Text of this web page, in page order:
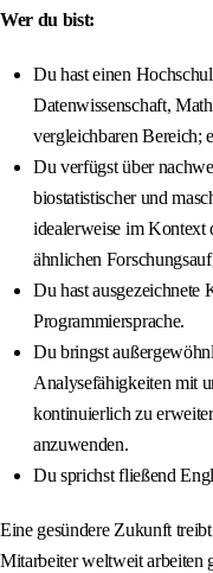
Wer du bist:
Du hast einen
Datenwissenschaft,
vergleichbaren Bereich;
Du verfügst über
biostatistischer und
idealerweise im Kontext
ähnlichen
Du hast ausgezeichnete
Programmiersprache.
Du bringst
Analysefähigkeiten mit
kontinuierlich zu
anzuwenden.
Du sprichst fließend
Eine gesündere Zukunft
Mitarbeiter weltweit arbeiten